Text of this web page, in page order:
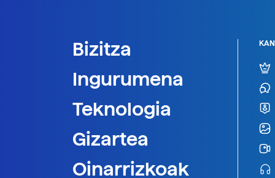
Bizitza
Ingurumena
Teknologia
Gizartea
Oinarrizkoak